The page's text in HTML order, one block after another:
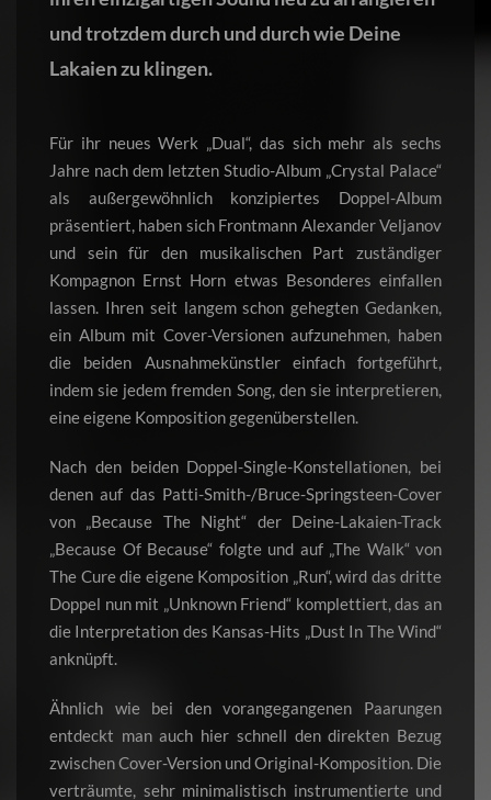
und trotzdem durch und durch wie Deine
Lakaien zu klingen.
Für ihr neues Werk „Dual“, das sich mehr als sechs
Jahre nach dem letzten Studio-Album „Crystal Palace“
als außergewöhnlich konzipiertes Doppel-Album
präsentiert, haben sich Frontmann Alexander Veljanov
und sein für den musikalischen Part zuständiger
Kompagnon Ernst Horn etwas Besonderes einfallen
lassen. Ihren seit langem schon gehegten Gedanken,
ein Album mit Cover-Versionen aufzunehmen, haben
die beiden Ausnahmekünstler einfach fortgeführt,
indem sie jedem fremden Song, den sie interpretieren,
eine eigene Komposition gegenüberstellen.
Nach den beiden Doppel-Single-Konstellationen, bei
denen auf das Patti-Smith-/Bruce-Springsteen-Cover
von „Because The Night“ der Deine-Lakaien-Track
„Because Of Because“ folgte und auf „The Walk“ von
The Cure die eigene Komposition „Run“, wird das dritte
Doppel nun mit „Unknown Friend“ komplettiert, das an
die Interpretation des Kansas-Hits „Dust In The Wind“
anknüpft.
Ähnlich wie bei den vorangegangenen Paarungen
entdeckt man auch hier schnell den direkten Bezug
zwischen Cover-Version und Original-Komposition. Die
verträumte, sehr minimalistisch instrumentierte und